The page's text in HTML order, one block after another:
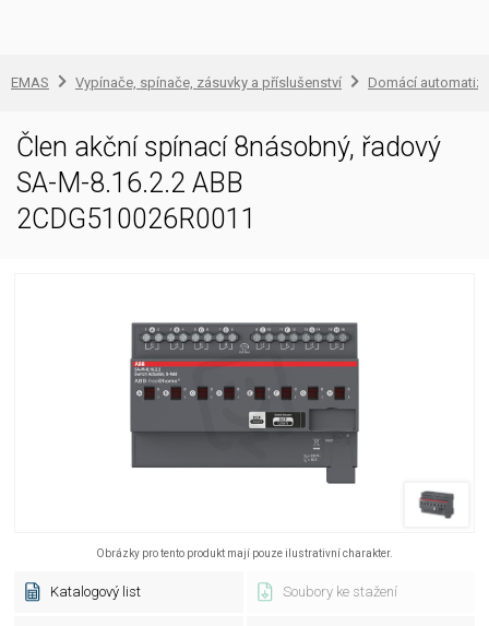
EMAS Vypínače, spínače, zásuvky a příslušenství Domácí
Člen akční spínací 8násobný, řadový
SA-M-8.16.2.2 ABB
2CDG510026R0011
Obrázky pro tento produkt mají pouze ilustrativní charakter.
Katalogový list Soubory ke stažení